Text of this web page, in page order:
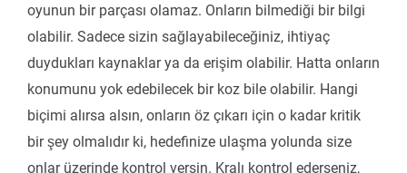
oyunun bir parçası olamaz. Onların bilmediği bir bilgi
olabilir. Sadece sizin sağlayabileceğiniz, ihtiyaç
duydukları kaynaklar ya da erişim olabilir. Hatta onların
konumunu yok edebilecek bir koz bile olabilir. Hangi
biçimi alırsa alsın, onların öz çıkarı için o kadar kritik
bir şey olmalıdır ki, hedefinize ulaşma yolunda size
onlar üzerinde kontrol versin. Kralı kontrol ederseniz,